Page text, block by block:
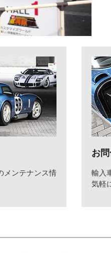
メンテナンス情
お
輸入
気軽